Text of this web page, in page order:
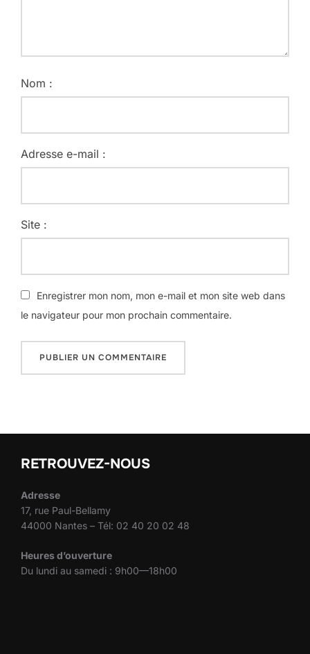
Nom :
Adresse e-mail :
Site :
Enregistrer mon nom, mon e-mail et mon site web dans
le navigateur pour mon prochain commentaire.
RETROUVEZ-NOUS
Adresse
17, rue Paul-Bellamy
44000 Nantes – Tél: 02 40 20 02 48
Heures d’ouverture
Du lundi au samedi : 9h00—18h00